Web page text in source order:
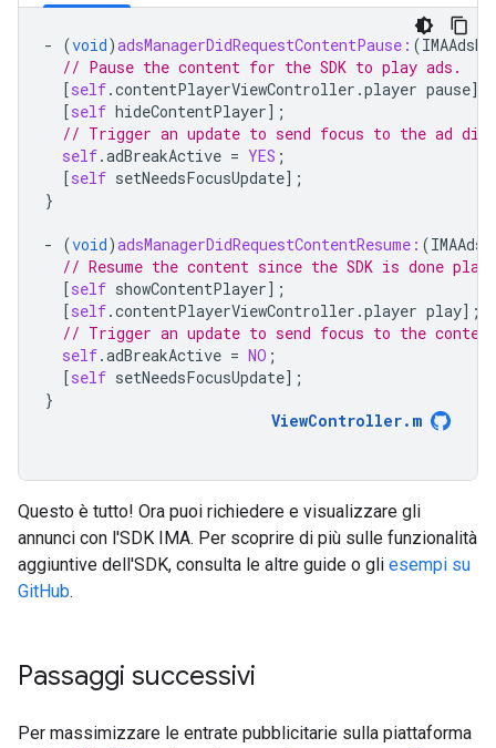
- (void)adsManagerDidRequestContentPause: (
// Pause the content for the SDK to play ads.
[self.contentPlayerViewController .player pause];
[self hideContentPlayer];
// Trigger an update to send focus to the ad
self.adBreakActive = YES ;
[self setNeedsFocusUpdate];
}
- (void)adsManagerDidRequestContentResume: (
// Resume the content since the SDK is done
[self showContentPlayer];
[self.contentPlayerViewController .player play];
// Trigger an update to send focus to the
self.adBreakActive = NO ;
[self setNeedsFocusUpdate];
}
ViewController. m
Questo è tutto! Ora puoi richiedere e visualizzare gli
annunci con l'SDK IMA. Per scoprire di più sulle funzionalità
aggiuntive dell'SDK, consulta le altre guide o gli esempi su
GitHub.
Passaggi successivi
Per massimizzare le entrate pubblicitarie sulla piattaforma